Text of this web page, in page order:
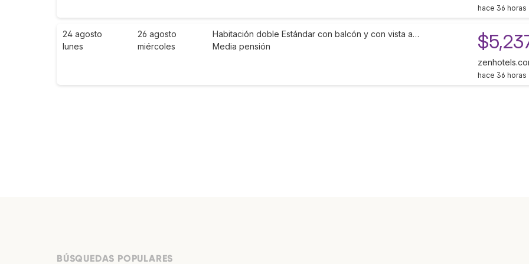
hace 36 horas
24 agosto
lunes
26 agosto
miércoles
Habitación doble Estándar con balcón y con vista a…
Media pensión
hace 36 horas
BÚSQUEDAS POPULARES